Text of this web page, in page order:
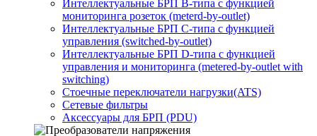
Интеллектуальные БРП B-типа с функцией
мониторинга розеток (meterd-by-outlet)
Интеллектуальные БРП C-типа с функцией
управления (switched-by-outlet)
Интеллектуальные БРП D-типа с функцией
управления и мониторинга (metered-by-outlet with
switching)
Стоечные переключатели нагрузки(ATS)
Сетевые фильтры
Аксессуары для БРП (PDU)